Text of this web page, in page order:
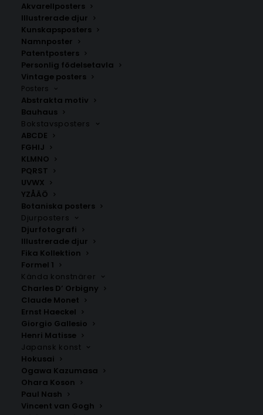
Akvarellposters
Illustrerade djur
Kunskapsposters
Namnposter
Patentposters
Personlig födelsetavla
Vintage posters
Posters
Abstrakta motiv
Bauhaus
Bokstavsposters
ABCDE
FGHIJ
KLMNO
PQRST
UVWX
YZÅÄÖ
Botaniska posters
Djurposters
Djurfotografi
Illustrerade djur
Fika Kollektion
Formel 1
Kända konstnärer
Charles D’ Orbigny
Claude Monet
Ernst Haeckel
Giorgio Gallesio
Henri Matisse
Japansk konst
Hokusai
Ogawa Kazumasa
Ohara Koson
Paul Nash
Vincent van Gogh
Fashion Posters,Kökstavlor
Sommarposters
Citroner på fat Poster
Fr.99.00kr